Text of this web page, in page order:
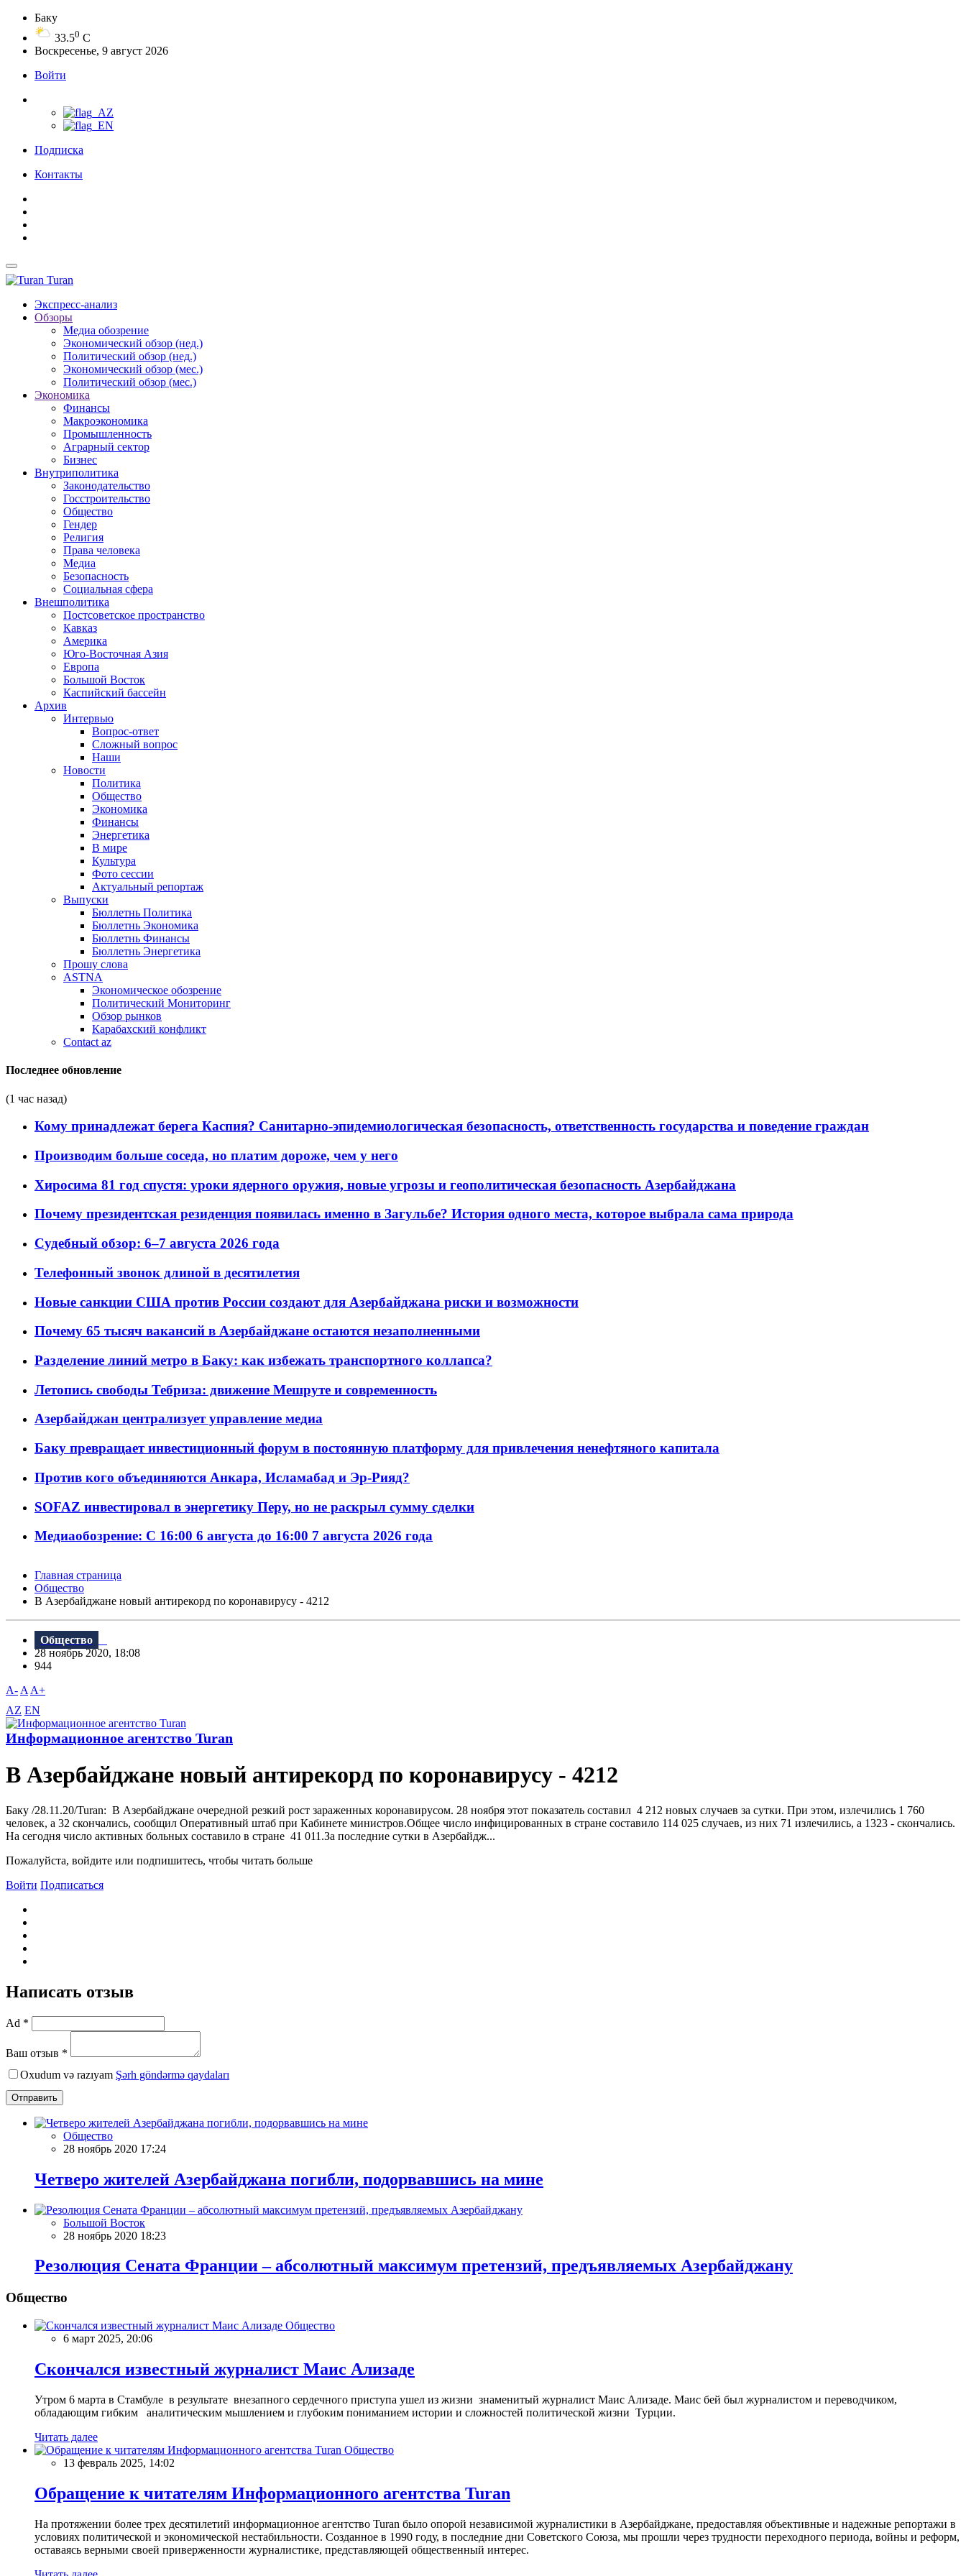
Баку
33.50 C
Воскресенье, 9 август 2026
Войти
Подписка
Контакты
Turan
Экспресс-анализ
Обзоры
Медиа обозрение
Экономический обзор (нед.)
Политический обзор (нед.)
Экономический обзор (мес.)
Политический обзор (мес.)
Экономика
Финансы
Макроэкономика
Промышленность
Аграрный сектор
Бизнес
Внутриполитика
Законодательство
Госстроительство
Общество
Гендер
Религия
Права человека
Медиа
Безопасность
Социальная сфера
Внешполитика
Постсоветское пространство
Кавказ
Америка
Юго-Восточная Азия
Европа
Большой Восток
Каспийский бассейн
Архив
Интервью
Вопрос-ответ
Сложный вопрос
Наши
Новости
Политика
Общество
Экономика
Финансы
Энергетика
В мире
Культура
Фото сессии
Актуальный репортаж
Выпуски
Бюллетнь Политика
Бюллетнь Экономика
Бюллетнь Финансы
Бюллетнь Энергетика
Прошу слова
ASTNA
Экономическое обозрение
Политический Мониторинг
Обзор рынков
Карабахский конфликт
Contact az
Последнее обновление
(1 час назад)
Кому принадлежат берега Каспия? Санитарно-эпидемиологическая безопасность, ответственность государства и поведение граждан
Производим больше соседа, но платим дороже, чем у него
Хиросима 81 год спустя: уроки ядерного оружия, новые угрозы и геополитическая безопасность Азербайджана
Почему президентская резиденция появилась именно в Загульбе? История одного места, которое выбрала сама природа
Судебный обзор: 6–7 августа 2026 года
Телефонный звонок длиной в десятилетия
Новые санкции США против России создают для Азербайджана риски и возможности
Почему 65 тысяч вакансий в Азербайджане остаются незаполненными
Разделение линий метро в Баку: как избежать транспортного коллапса?
Летопись свободы Тебриза: движение Мешруте и современность
Азербайджан централизует управление медиа
Баку превращает инвестиционный форум в постоянную платформу для привлечения ненефтяного капитала
Против кого объединяются Анкара, Исламабад и Эр-Рияд?
SOFAZ инвестировал в энергетику Перу, но не раскрыл сумму сделки
Медиаобозрение: С 16:00 6 августа до 16:00 7 августа 2026 года
Главная страница
Общество
В Азербайджане новый антирекорд по коронавирусу - 4212
Общество
28 ноябрь 2020, 18:08
944
A- A A+
AZ EN
Информационное агентство Turan
В Азербайджане новый антирекорд по коронавирусу - 4212
Баку /28.11.20/Turan: В Азербайджане очередной резкий рост зараженных коронавирусом. 28 ноября этот показатель составил 4 212 новых случаев за сутки. При этом, излечились 1 760
человек, а 32 скончались, сообщил Оперативный штаб при Кабинете министров.Общее число инфицированных в стране составило 114 025 случаев, из них 71 излечились, а 1323 - скончались.
На сегодня число активных больных составило в стране 41 011.За последние сутки в Азербайдж...
Пожалуйста, войдите или подпишитесь, чтобы читать больше
Войти Подписаться
Написать отзыв
Ad *
Ваш отзыв *
Oxudum və razıyam Şərh göndərmə qaydaları
Отправить
Общество
28 ноябрь 2020 17:24
Четверо жителей Азербайджана погибли, подорвавшись на мине
Большой Восток
28 ноябрь 2020 18:23
Резолюция Сената Франции – абсолютный максимум претензий, предъявляемых Азербайджану
Общество
Общество
6 март 2025, 20:06
Скончался известный журналист Маис Ализаде
Утром 6 марта в Стамбуле в результате внезапного сердечного приступа ушел из жизни знаменитый журналист Маис Ализаде. Маис бей был журналистом и переводчиком,
обладающим гибким аналитическим мышлением и глубоким пониманием истории и сложностей политической жизни Турции.
Читать далее
Общество
13 февраль 2025, 14:02
Обращение к читателям Информационного агентства Turan
На протяжении более трех десятилетий информационное агентство Turan было опорой независимой журналистики в Азербайджане, предоставляя объективные и надежные репортажи в
условиях политической и экономической нестабильности. Созданное в 1990 году, в последние дни Советского Союза, мы прошли через трудности переходного периода, войны и реформ,
оставаясь верными своей приверженности журналистике, представляющей общественный интерес.